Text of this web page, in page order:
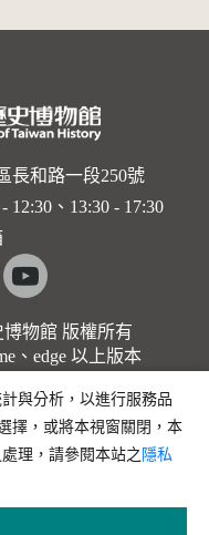
長和路一段250號
、13:30 - 17:30
youtube
博物館 版權所有
、edge 以上版本
與分析，以進行服務品
擇，或將本視窗關閉，本
理，請參閱本站之 隱私